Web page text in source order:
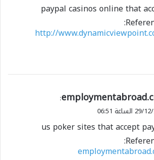
paypal casinos online that
http://
:
06:51
us poker sites that accept